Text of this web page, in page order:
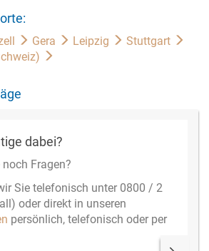
Gera Leipzig
Stuttgart
dabei?
Fragen?
Sie telefonisch unter 0800 / 2
oder direkt in unseren
persönlich, telefonisch oder per